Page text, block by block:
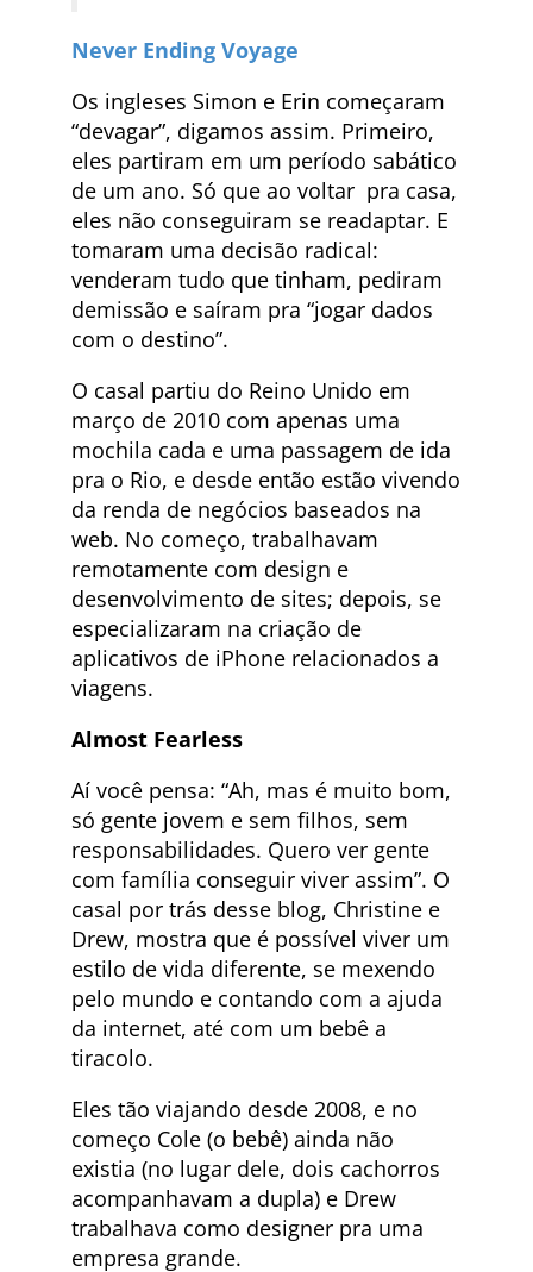
Never Ending Voyage
Os ingleses Simon e Erin começaram
“devagar”, digamos assim. Primeiro,
eles partiram em um período sabático
de um ano. Só que ao voltar pra casa,
eles não conseguiram se readaptar. E
tomaram uma decisão radical:
venderam tudo que tinham, pediram
demissão e saíram pra “jogar dados
com o destino”.
O casal partiu do Reino Unido em
março de 2010 com apenas uma
mochila cada e uma passagem de ida
pra o Rio, e desde então estão vivendo
da renda de negócios baseados na
web. No começo, trabalhavam
remotamente com design e
desenvolvimento de sites; depois, se
especializaram na criação de
aplicativos de iPhone relacionados a
viagens.
Almost Fearless
Aí você pensa: “Ah, mas é muito bom,
só gente jovem e sem filhos, sem
responsabilidades. Quero ver gente
com família conseguir viver assim”. O
casal por trás desse blog, Christine e
Drew, mostra que é possível viver um
estilo de vida diferente, se mexendo
pelo mundo e contando com a ajuda
da internet, até com um bebê a
tiracolo.
Eles tão viajando desde 2008, e no
começo Cole (o bebê) ainda não
existia (no lugar dele, dois cachorros
acompanhavam a dupla) e Drew
trabalhava como designer pra uma
empresa grande.